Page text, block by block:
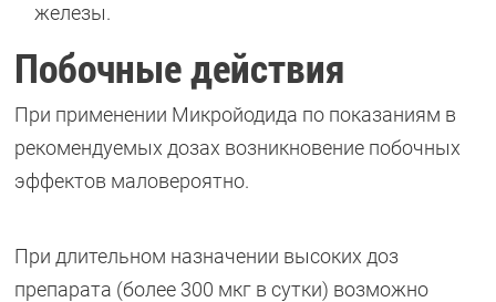
железы.
Побочные действия
При применении Микройодида по показаниям в
рекомендуемых дозах возникновение побочных
эффектов маловероятно.
При длительном назначении высоких доз
препарата (более 300 мкг в сутки) возможно